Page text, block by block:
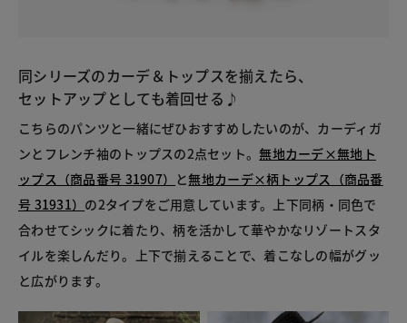
同シリーズのカーデ＆トップスを揃えたら、
セットアップとしても着回せる♪
こちらのパンツと一緒にぜひおすすめしたいのが、カーディガ
ンとフレンチ袖のトップスの2点セット。無地カーデ×無地ト
ップス（商品番号 31907） と無地カーデ×柄トップス（商品番
号 31931） の2タイプをご用意しています。上下同柄・同色で
合わせてシックに着たり、柄を活かして華やかなリゾートスタ
イルを楽しんだり。上下で揃えることで、着こなしの幅がグッ
と広がります。